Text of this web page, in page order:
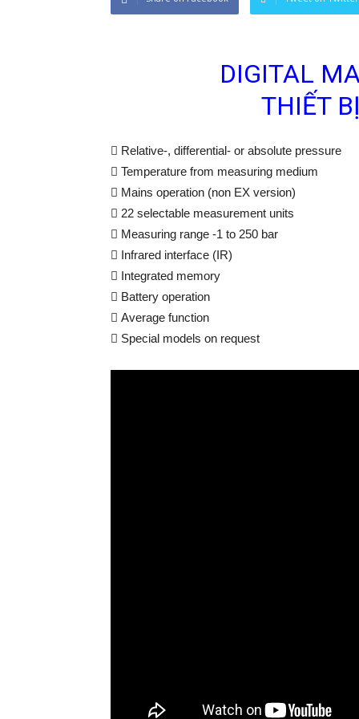
DIGITAL
THIẾT
 Relative-, differential- or absolute pressure
 Temperature from measuring medium
 Mains operation (non EX version)
 22 selectable measurement units
 Measuring range -1 to 250 bar
 Infrared interface (IR)
 Integrated memory
 Battery operation
 Average function
 Special models on request